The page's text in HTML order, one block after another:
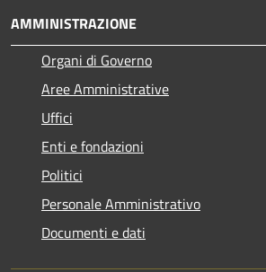
AMMINISTRAZIONE
Organi di Governo
Aree Amministrative
Uffici
Enti e fondazioni
Politici
Personale Amministrativo
Documenti e dati